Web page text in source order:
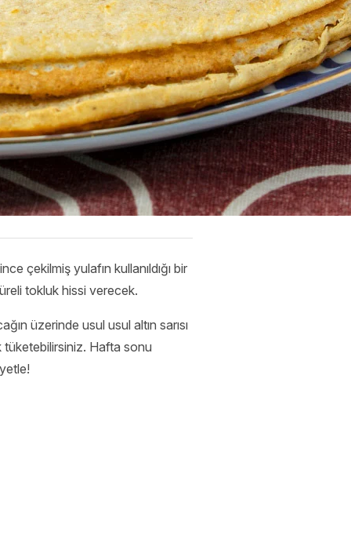
çekilmiş yulafın kullanıldığı bir
tokluk hissi verecek.
üzerinde usul usul altın sarısı
Hafta sonu